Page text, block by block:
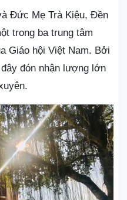
Đức Mẹ Trà Kiệu, Đền
trong ba trung tâm
Giáo hội Việt Nam. Bởi
đón nhận lượng lớn